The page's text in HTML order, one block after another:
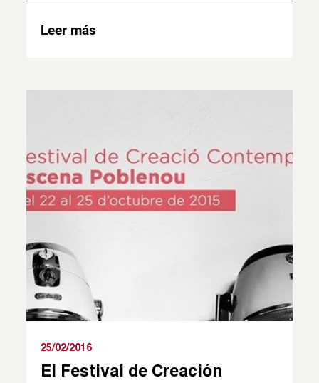
Leer más
25/02/2016
El Festival de Creación